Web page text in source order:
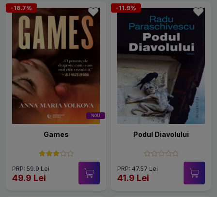
NOU
-16.7%
Games
PRP: 59.9 Lei
49.9 Lei
-11.9%
Podul Diavolului
PRP: 47.57 Lei
41.9 Lei